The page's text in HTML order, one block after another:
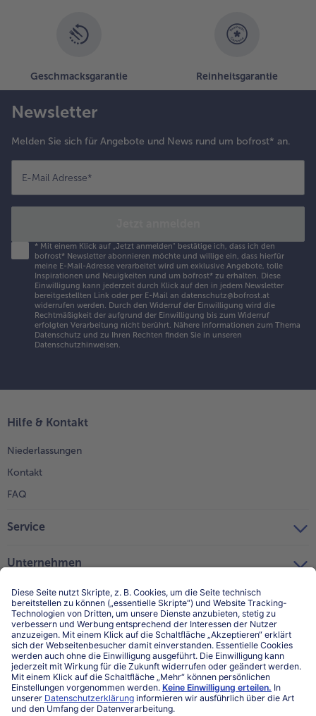
Geschmacksgarantie Reinheitsgarantie
Newsletter
Melden Sie sich für Angebote und News rund um bofrost* an.
E-Mail Adresse*
* Mit einem Klick auf „Jetzt anmelden" bestätige ich, dass ich den
bofrost* Newsletter abonnieren möchte und willige ein, dass hierfür
meine E-Mail-Adresse verarbeitet wird um exklusive Angebote, tolle
Inspirationen und Neuigkeiten rund um bofrost* zu erhalten. Diese
Einwilligung kann jederzeit durch Klick auf den in jedem Newsletter
bereitgestellten Link oder per E-Mail an datenschutz@bofrost.at
widerrufen werden. Durch den Widerruf der Einwilligung wird die
Rechtmäßigkeit der aufgrund der Einwilligung bis zum Widerruf
erfolgten Verarbeitung nicht berührt. Nähere Informationen zum Thema
Datenschutz und zu Ihren Rechten finden Sie in unseren
Datenschutzhinweisen.
Hilfe & Kontakt
Niederlassungen
Kontakt
FAQ
Service
Unternehmen
Über uns